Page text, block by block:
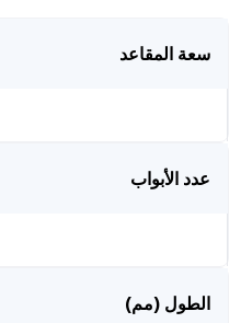
سعة المقاعد
عدد الأبواب
الطول (مم)